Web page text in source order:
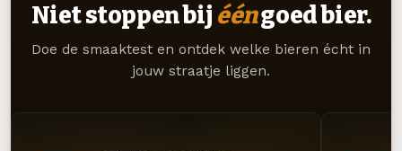
Niet stoppen bij ééngoed bier.
Doe de smaaktest en ontdek welke bieren écht in
jouw straatje liggen.